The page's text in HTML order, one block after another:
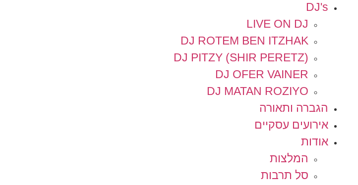
DJ's
LIVE ON DJ
DJ ROTEM BEN ITZHAK
DJ PITZY (SHIR PERETZ)
DJ OFER VAINER
DJ MATAN ROZIYO
הגברה ותאורה
אירועים עסקיים
אודות
המלצות
סל תרבות